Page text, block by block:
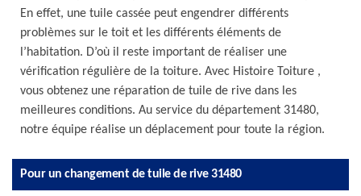
En effet, une tuile cassée peut engendrer différents
problèmes sur le toit et les différents éléments de
l’habitation. D’où il reste important de réaliser une
vérification régulière de la toiture. Avec Histoire Toiture ,
vous obtenez une réparation de tuile de rive dans les
meilleures conditions. Au service du département 31480,
notre équipe réalise un déplacement pour toute la région.
Pour un changement de tuile de rive 31480